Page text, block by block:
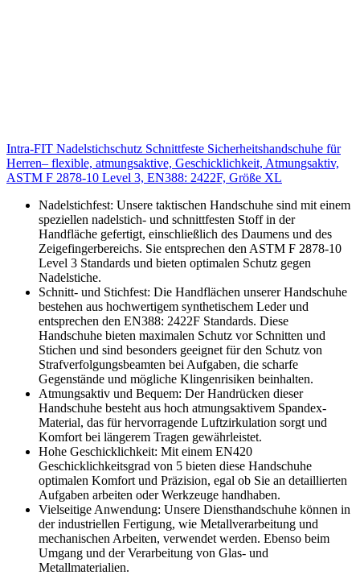
Intra-FIT Nadelstichschutz Schnittfeste Sicherheitshandschuhe für
Herren– flexible, atmungsaktive, Geschicklichkeit, Atmungsaktiv,
ASTM F 2878-10 Level 3, EN388: 2422F, Größe XL
Nadelstichfest: Unsere taktischen Handschuhe sind mit einem
speziellen nadelstich- und schnittfesten Stoff in der
Handfläche gefertigt, einschließlich des Daumens und des
Zeigefingerbereichs. Sie entsprechen den ASTM F 2878-10
Level 3 Standards und bieten optimalen Schutz gegen
Nadelstiche.
Schnitt- und Stichfest: Die Handflächen unserer Handschuhe
bestehen aus hochwertigem synthetischem Leder und
entsprechen den EN388: 2422F Standards. Diese
Handschuhe bieten maximalen Schutz vor Schnitten und
Stichen und sind besonders geeignet für den Schutz von
Strafverfolgungsbeamten bei Aufgaben, die scharfe
Gegenstände und mögliche Klingenrisiken beinhalten.
Atmungsaktiv und Bequem: Der Handrücken dieser
Handschuhe besteht aus hoch atmungsaktivem Spandex-
Material, das für hervorragende Luftzirkulation sorgt und
Komfort bei längerem Tragen gewährleistet.
Hohe Geschicklichkeit: Mit einem EN420
Geschicklichkeitsgrad von 5 bieten diese Handschuhe
optimalen Komfort und Präzision, egal ob Sie an detaillierten
Aufgaben arbeiten oder Werkzeuge handhaben.
Vielseitige Anwendung: Unsere Diensthandschuhe können in
der industriellen Fertigung, wie Metallverarbeitung und
mechanischen Arbeiten, verwendet werden. Ebenso beim
Umgang und der Verarbeitung von Glas- und
Metallmaterialien.